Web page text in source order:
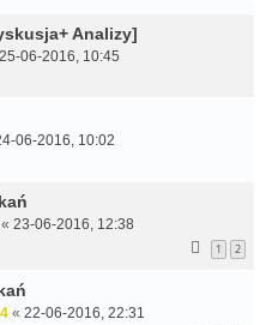
Analizy]
25-06-2016, 10:45
06-2016, 10:02
« 23-06-2016, 12:38
1 2
« 22-06-2016, 22:31